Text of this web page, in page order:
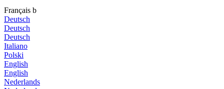
Français b
Deutsch
Deutsch
Deutsch
Italiano
Polski
English
English
Nederlands